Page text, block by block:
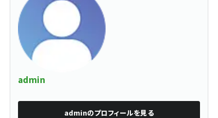
admin
adminのプロフィールを見る